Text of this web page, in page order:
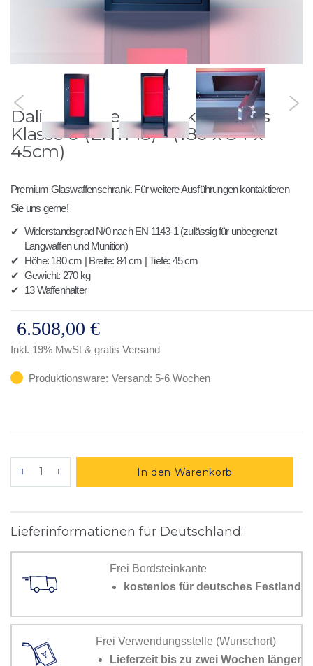
Zum
Anfang
der
Bildergalerie
springen
Dalia - Waffenschrank mit Glas
Klasse 0 (EN1143) - (180 x 84 x
45cm)
Premium Glaswaffenschrank. Für weitere Ausführungen kontaktieren
Sie uns gerne!
✔ Widerstandsgrad N/0 nach EN 1143-1 (zulässig für unbegrenzt
Langwaffen und Munition)
✔ Höhe: 180 cm | Breite: 84 cm | Tiefe: 45 cm
✔ Gewicht: 270 kg
✔ 13 Waffenhalter
6.508,00 €
Inkl. 19% MwSt & gratis Versand
Produktionsware: Versand: 5-6 Wochen
In den Warenkorb
Lieferinformationen für Deutschland:
Frei Bordsteinkante
kostenlos für deutsches Festland
Frei Verwendungsstelle (Wunschort)
Lieferzeit bis zu zwei Wochen länger